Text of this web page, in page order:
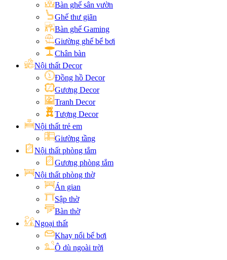
Bàn ghế sân vườn
Ghế thư giãn
Bàn ghế Gaming
Giường ghế bể bơi
Chân bàn
Nội thất Decor
Đồng hồ Decor
Gương Decor
Tranh Decor
Tượng Decor
Nội thất trẻ em
Giường tầng
Nội thất phòng tắm
Gương phòng tắm
Nội thất phòng thờ
Án gian
Sập thờ
Bàn thờ
Ngoại thất
Khay nổi bể bơi
Ô dù ngoài trời